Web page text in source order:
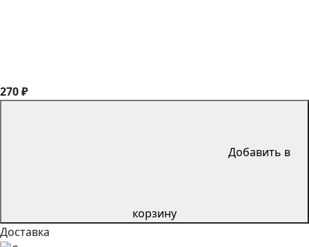
270 ₽
Добавить в
корзину
Доставка